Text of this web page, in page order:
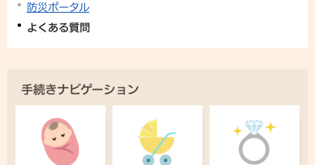
防災ポータル
よくある質問
手続きナビゲーション